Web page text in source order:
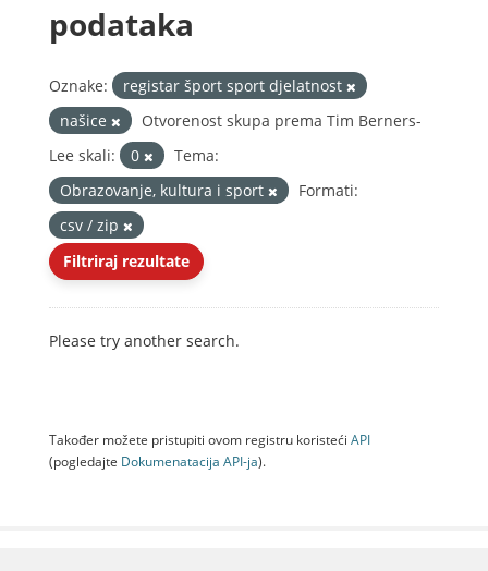
podataka
Oznake:
registar šport sport djelatnost
našice
Otvorenost skupa prema Tim Berners-
Lee skali:
0
Tema:
Obrazovanje, kultura i sport
Formati:
csv / zip
Filtriraj rezultate
Please try another search.
Također možete pristupiti ovom registru koristeći API
(pogledajte Dokumenаtаcijа API-jа).